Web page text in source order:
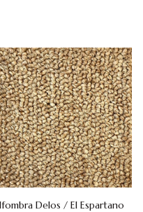
Delos / El Espartano